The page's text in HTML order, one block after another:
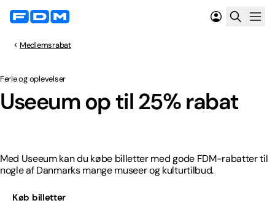
Medlemsrabat
Ferie og oplevelser
Useeum op til 25% rabat
Med Useeum kan du købe billetter med gode FDM-rabatter til
nogle af Danmarks mange museer og kulturtilbud.
Køb billetter
Spar op til 25%